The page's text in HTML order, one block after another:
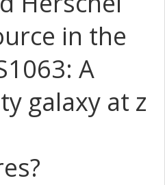
in the
A
galaxy at z